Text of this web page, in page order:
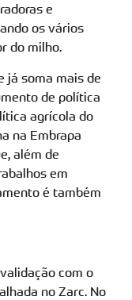
e
os vários
do milho.
já soma mais de
de política
agrícola do
na Embrapa
além de
em
é também
com o
no Zarc. No